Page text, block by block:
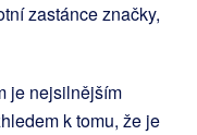
zastánce značky,
je nejsilnějším
k tomu, že je